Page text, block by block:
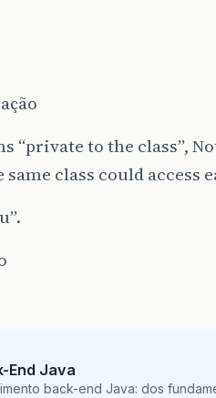
“private to the class”,
class could access
End Java
back-end Java: dos